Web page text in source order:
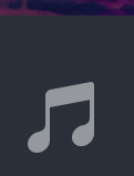
